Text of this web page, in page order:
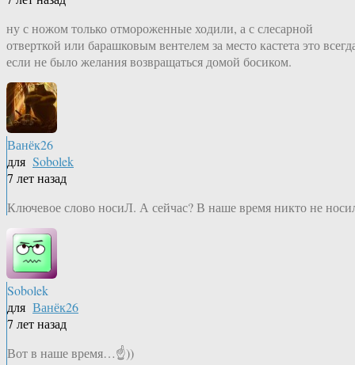
ну с ножом только отмороженные ходили, а с слесарной
отверткой или барашковым вентелем за место кастета это
если не было желания возвращаться домой босиком.
Ванёк26
для Sobolek
7 лет назад
Ключевое слово носиЛ. А сейчас? В наше время никто не
Sobolek
для Ванёк26
7 лет назад
Вот в наше время…☝️))